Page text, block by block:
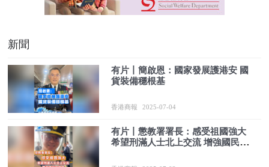
新聞
有片丨簡啟恩：國家發展護港安 國
貨裝備穩根基
香港商報 2025-07-04
有片丨懲教署署長：感受祖國強大
希望刑滿人士北上交流 增強國民認